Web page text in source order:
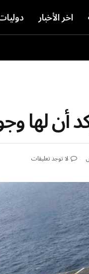
اخر الأخبار
أن
لا توجد تعليقات